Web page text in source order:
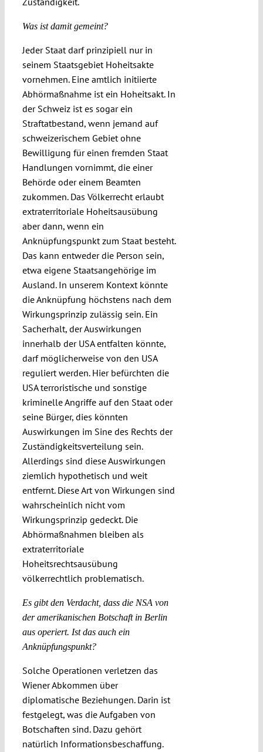
Was ist damit gemeint?
Jeder Staat darf prinzipiell nur in
seinem Staatsgebiet Hoheitsakte
vornehmen. Eine amtlich initiierte
Abhörmaßnahme ist ein Hoheitsakt. In
der Schweiz ist es sogar ein
Straftatbestand, wenn jemand auf
schweizerischem Gebiet ohne
Bewilligung für einen fremden Staat
Handlungen vornimmt, die einer
Behörde oder einem Beamten
zukommen. Das Völkerrecht erlaubt
extraterritoriale Hoheitsausübung
aber dann, wenn ein
Anknüpfungspunkt zum Staat besteht.
Das kann entweder die Person sein,
etwa eigene Staatsangehörige im
Ausland. In unserem Kontext könnte
die Anknüpfung höchstens nach dem
Wirkungsprinzip zulässig sein. Ein
Sacherhalt, der Auswirkungen
innerhalb der USA entfalten könnte,
darf möglicherweise von den USA
reguliert werden. Hier befürchten die
USA terroristische und sonstige
kriminelle Angriffe auf den Staat oder
seine Bürger, dies könnten
Auswirkungen im Sine des Rechts der
Zuständigkeitsverteilung sein.
Allerdings sind diese Auswirkungen
ziemlich hypothetisch und weit
entfernt. Diese Art von Wirkungen sind
wahrscheinlich nicht vom
Wirkungsprinzip gedeckt. Die
Abhörmaßnahmen bleiben als
extraterritoriale
Hoheitsrechtsausübung
völkerrechtlich problematisch.
Es gibt den Verdacht, dass die NSA von
der amerikanischen Botschaft in Berlin
aus operiert. Ist das auch ein
Anknüpfungspunkt?
Solche Operationen verletzen das
Wiener Abkommen über
diplomatische Beziehungen. Darin ist
festgelegt, was die Aufgaben von
Botschaften sind. Dazu gehört
natürlich Informationsbeschaffung.